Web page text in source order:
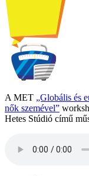
A MET „Globális és
nők szemével”
Hetes Stúdió című